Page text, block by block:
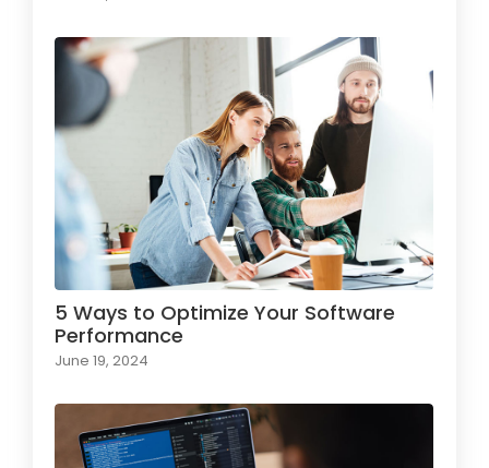
5 Ways to Optimize Your Software
Performance
June 19, 2024